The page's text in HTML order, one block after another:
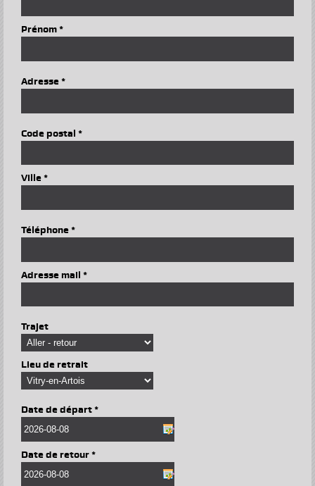
Prénom *
Adresse *
Code postal *
Ville *
Téléphone *
Adresse mail *
Trajet
Lieu de retrait
Date de départ *
Date de retour *